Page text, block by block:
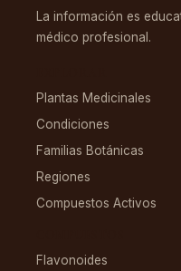
La información es
médico profesional.
Plantas Medicinales
Condiciones
Familias Botánicas
Regiones
Compuestos Activos
Flavonoides